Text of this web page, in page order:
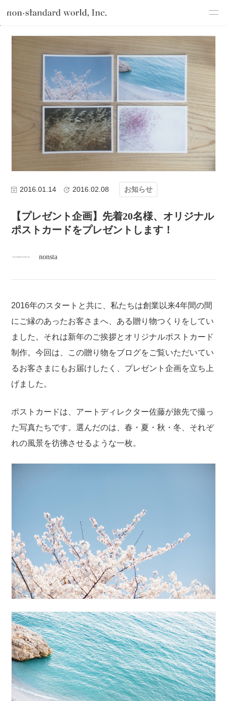
about
csr
service
works
flow
shop
blog
atelier
【プレゼント企画】先着20名様、オリ
2016.01.14 2016.02.08 お知らせ
【プレゼント企画】先着20名様、オリジナル
ポストカードをプレゼントします！
nonsta
2016年のスタートと共に、私たちは創業以来4年間の間
にご縁のあったお客さまへ、ある贈り物つくりをしてい
ました。それは新年のご挨拶とオリジナルポストカード
制作。今回は、この贈り物をブログをご覧いただいてい
るお客さまにもお届けしたく、プレゼント企画を立ち上
げました。
ポストカードは、アートディレクター佐藤が旅先で撮っ
た写真たちです。選んだのは、春・夏・秋・冬、それぞ
れの風景を彷彿させるような一枚。